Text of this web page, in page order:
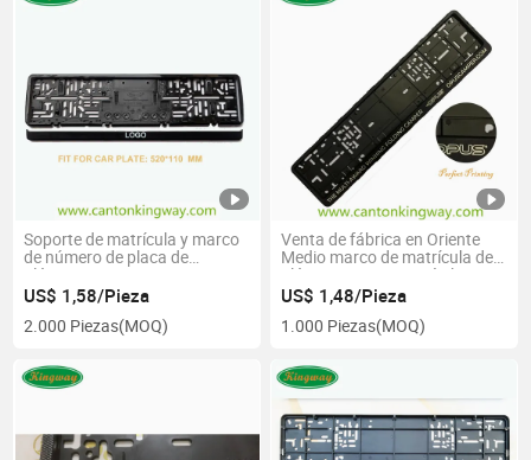
Soporte de matrícula y marco
de número de placa de
plástico ABS PP europeo
desmontable y elegante
US$ 1,58/Pieza
2.000 Piezas(MOQ)
Venta de fábrica en Oriente
Medio marco de matrícula de
plástico para automóviles y
soporte de placa de matrícula
US$ 1,48/Pieza
1.000 Piezas(MOQ)